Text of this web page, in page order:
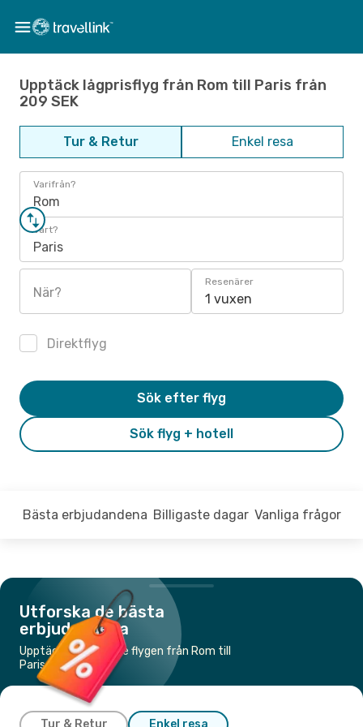
Upptäck lågprisflyg från Rom till Paris från
209 SEK
Tur & Retur Enkel resa
Varifrån?
Rom
Vart?
Paris
När?
Resenärer
1 vuxen
Direktflyg
Sök flyg + hotell
Sök efter flyg
Bästa erbjudandena Billigaste dagar Vanliga frågor
Utforska de bästa
erbjudandena
Upptäck de billigaste flygen från Rom till
Paris
Tur & Retur Enkel resa